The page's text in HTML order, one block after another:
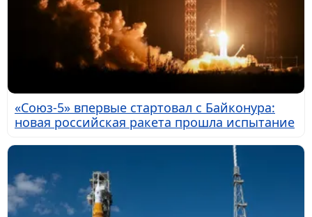
«Союз-5» впервые стартовал с Байконура:
новая российская ракета прошла испытание